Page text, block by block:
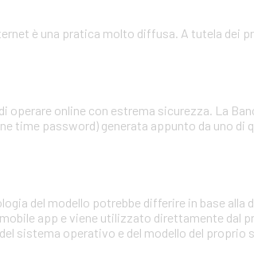
è una pratica molto diffusa. A tutela dei
online con estrema sicurezza. La
time password) generata appunto da uno
del modello potrebbe differire in base alla
app e viene utilizzato direttamente dal
sistema operativo e del modello del proprio